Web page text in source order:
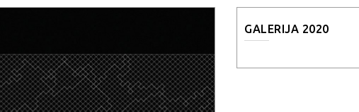
GALERIJA 2020